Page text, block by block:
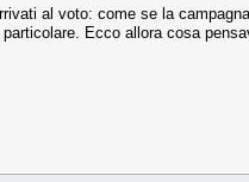
al voto: come se la
Ecco allora cosa